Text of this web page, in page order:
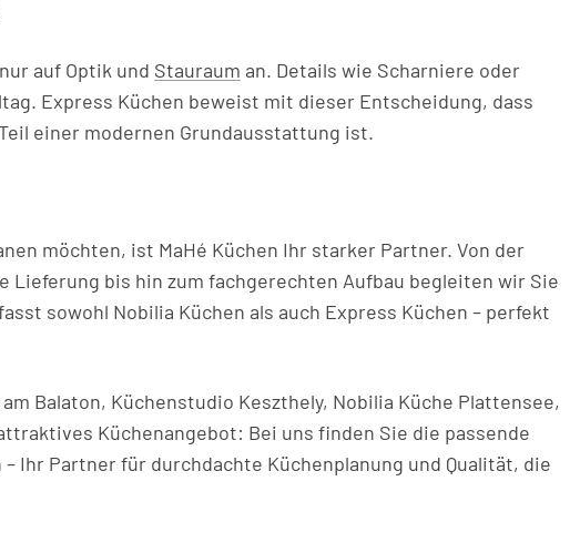
auf Optik und Stauraum an. Details wie Scharniere oder
Express Küchen beweist mit dieser Entscheidung, dass
einer modernen Grundausstattung ist.
möchten, ist MaHé Küchen Ihr starker Partner. Von der
Lieferung bis hin zum fachgerechten Aufbau begleiten wir Sie
sowohl Nobilia Küchen als auch Express Küchen – perfekt
Balaton, Küchenstudio Keszthely, Nobilia Küche Plattensee,
Küchenangebot: Bei uns finden Sie die passende
Ihr Partner für durchdachte Küchenplanung und Qualität, die